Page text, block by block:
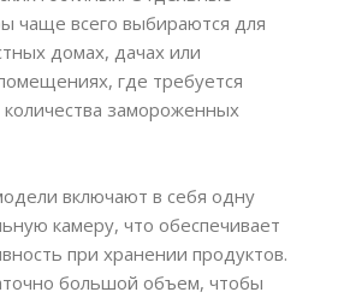
чаще всего выбираются для
домах, дачах или
где требуется
замороженных
включают в себя одну
камеру, что обеспечивает
при хранении продуктов.
большой объем, чтобы